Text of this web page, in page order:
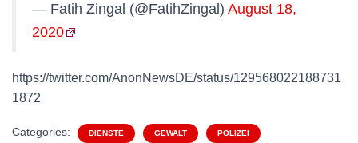
— Fatih Zingal (@FatihZingal) August 18,
2020
https://twitter.com/AnonNewsDE/status/129568022188731
1872
Categories: DIENSTE GEWALT POLIZEI